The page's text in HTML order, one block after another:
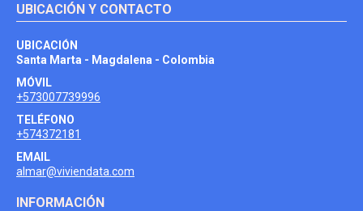
UBICACIÓN Y CONTACTO
UBICACIÓN
Santa Marta - Magdalena - Colombia
MÓVIL
+573007739996
TELÉFONO
+574372181
EMAIL
almar@viviendata.com
INFORMACIÓN